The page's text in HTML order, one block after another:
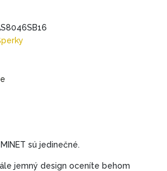
sú jedinečné.
jemný design oceníte behom